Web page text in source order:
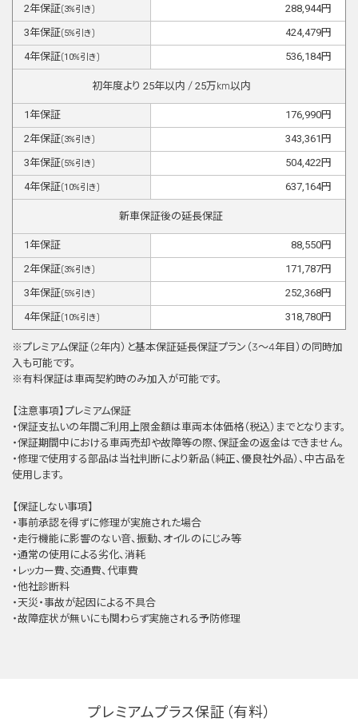
2年保証(3%引き) 288,944円
3年保証(5%引き) 424,479円
4年保証(10%引き) 536,184円
初年度より 25年以内 / 25万km以内
1年保証 176,990円
2年保証(3%引き) 343,361 円
3年保証(5%引き) 504,422 円
4年保証(10%引き) 637,164円
新車保証後の延長保証
1年保証 88,550円
2年保証(3%引き) 171,787円
3年保証(5%引き) 252,368円
4年保証(10%引き) 318,780円
※プレミアム保証（2年内）と基本保証延⻑保証プラン（3〜4年目）の同時加
⼊も可能です。
※有料保証は⾞両契約時のみ加⼊が可能です。
【注意事項】プレミアム保証
・保証支払いの年間ご利用上限金額は車両本体価格（税込）までとなります。
・保証期間中における車両売却や故障等の際、保証金の返金はできません。
・修理で使用する部品は当社判断により新品（純正、優良社外品）、中古品を
使用します。
【保証しない事項】
・事前承認を得ずに修理が実施された場合
・走行機能に影響のない音、振動、オイルのにじみ等
・通常の使用による劣化、消耗
・レッカー費、交通費、代車費
・他社診断料
・天災・事故が起因による不具合
・故障症状が無いにも関わらず実施される予防修理
プレミアムプラス保証（有料）